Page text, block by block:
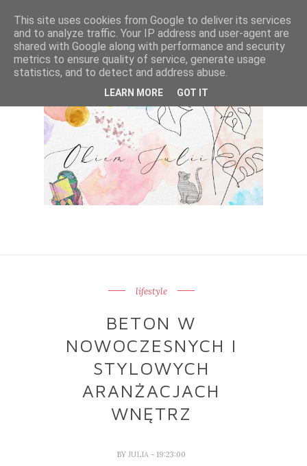
lifestyle
BETON W
NOWOCZESNYCH I
STYLOWYCH
ARANŻACJACH
WNĘTRZ
BYJULIA - 19:23:00
This site uses cookies from Google to deliver its services
and to analyze traffic. Your IP address and user-agent are
shared with Google along with performance and security
metrics to ensure quality of service, generate usage
statistics, and to detect and address abuse.
LEARN MORE GOT IT